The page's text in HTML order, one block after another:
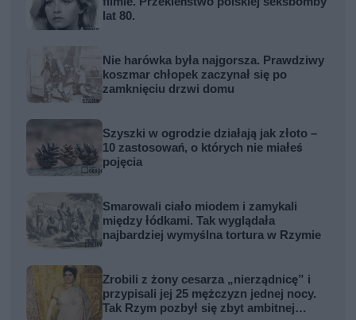
lat 80.
Nie harówka była najgorsza. Prawdziwy
koszmar chłopek zaczynał się po
zamknięciu drzwi domu
Szyszki w ogrodzie działają jak złoto –
10 zastosowań, o których nie miałeś
pojęcia
Smarowali ciało miodem i zamykali
między łódkami. Tak wyglądała
najbardziej wymyślna tortura w Rzymie
Zrobili z żony cesarza „nierządnicę” i
przypisali jej 25 mężczyzn jednej nocy.
Tak Rzym pozbył się zbyt ambitnej